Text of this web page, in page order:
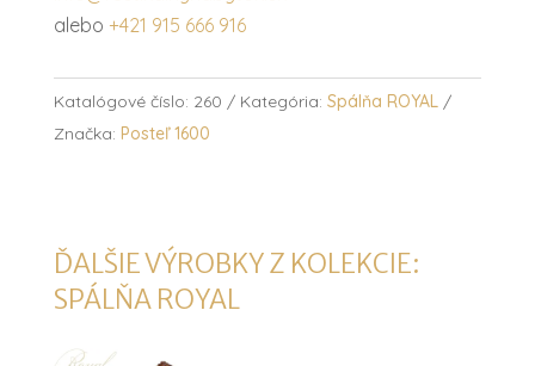
alebo +421 915 666 916
Katalógové číslo: 260 Kategória: Spálňa ROYAL
Značka: Posteľ 1600
ĎALŠIE VÝROBKY Z KOLEKCIE:
SPÁLŇA ROYAL